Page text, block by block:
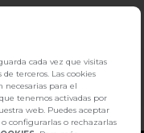
Reforma
cada vez que visitas
terceros. Las cookies
necesarias para el
tenemos activadas por
web. Puedes aceptar
o configurarlas o rechazarlas